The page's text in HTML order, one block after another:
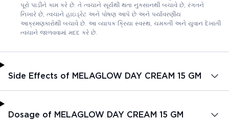
પૂરો પાડીને કામ કરે છે. તે ત્વચાને સૂર્યથી થતા નુકસાનથી બચાવે છે, રંગતને
નિખારે છે, ત્વચાને હાઇડ્રેટ અને પોષણ આપે છે અને પર્યાવરણીય
આક્રમણકારોથી બચાવે છે. આ વ્યાપક ક્રિયા સ્વસ્થ, ચમકતી અને યુવાન દેખાતી
ત્વચાને જાળવવામાં મદદ કરે છે.
Side Effects of MELAGLOW DAY CREAM 15 GM
Dosage of MELAGLOW DAY CREAM 15 GM